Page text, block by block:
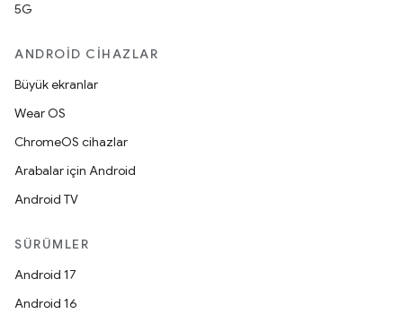
5G
ANDROID CIHAZLAR
Büyük ekranlar
Wear OS
ChromeOS cihazlar
Arabalar için Android
Android TV
SÜRÜMLER
Android 17
Android 16